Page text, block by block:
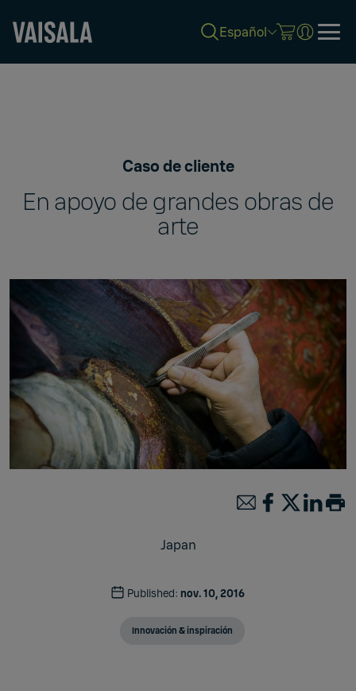
Español
Caso de cliente
En apoyo de grandes obras de
arte
Japan
Published: nov. 10, 2016
Innovación & inspiración